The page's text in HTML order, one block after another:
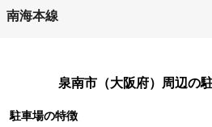
大阪市中央区 大
大阪市天王寺区
摂津市
泉
高石市
八尾市
和泉砂川
南海本線
泉南市（大阪府）
周辺の
駐車場の特徴